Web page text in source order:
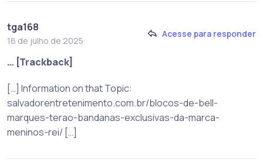
tga168
16 de julho de 2025
Acesse para responder
… [Trackback]
[…] Information on that Topic:
salvadorentretenimento.com.br/blocos-de-bell-
marques-terao-bandanas-exclusivas-da-marca-
meninos-rei/ […]